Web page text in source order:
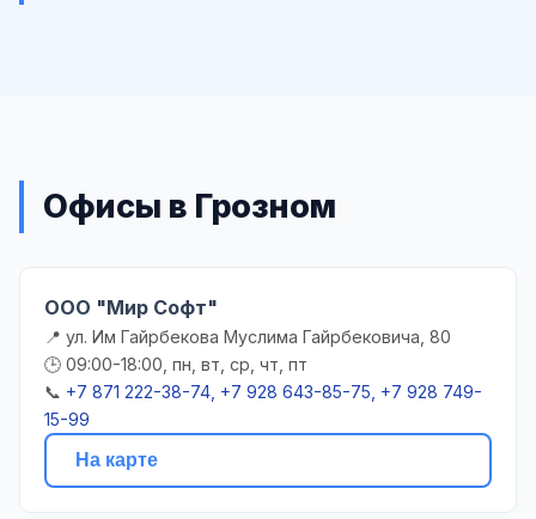
Офисы в Грозном
ООО "Мир Софт"
📍 ул. Им Гайрбекова Муслима Гайрбековича, 80
🕒 09:00-18:00, пн, вт, ср, чт, пт
📞 +7 871 222-38-74, +7 928 643-85-75, +7 928 749-
15-99
На карте